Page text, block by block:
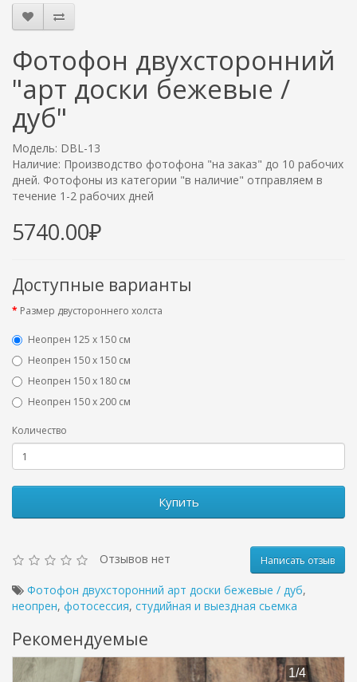
Фотофон двухсторонний
"арт доски бежевые /
дуб"
Модель: DBL-13
Наличие: Производство фотофона "на заказ" до 10 рабочих
дней. Фотофоны из категории "в наличие" отправляем в
течение 1-2 рабочих дней
5740.00₽
Доступные варианты
Размер двустороннего холста
Неопрен 125 х 150 см
Неопрен 150 х 150 см
Неопрен 150 х 180 см
Hеопрен 150 х 200 см
Количество
Купить
Отзывов нет Написать отзыв
Фотофон двухсторонний арт доски бежевые / дуб,
неопрен, фотосессия, студийная и выездная сьемка
Рекомендуемые